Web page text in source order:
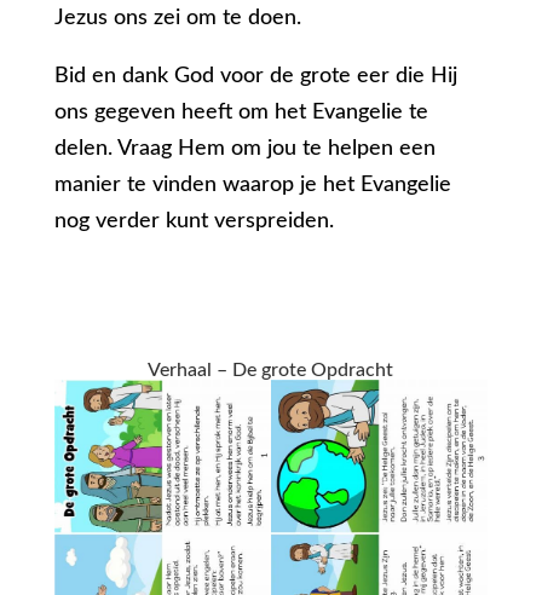
Jezus ons zei om te doen.
Bid en dank God voor de grote eer die Hij
ons gegeven heeft om het Evangelie te
delen. Vraag Hem om jou te helpen een
manier te vinden waarop je het Evangelie
nog verder kunt verspreiden.
Verhaal – De grote Opdracht